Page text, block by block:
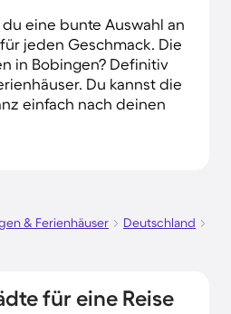
eine bunte Auswahl an
jeden Geschmack. Die
in Bobingen? Definitiv
Du kannst die
einfach nach deinen
& Ferienhäuser
Deutschland
für eine Reise